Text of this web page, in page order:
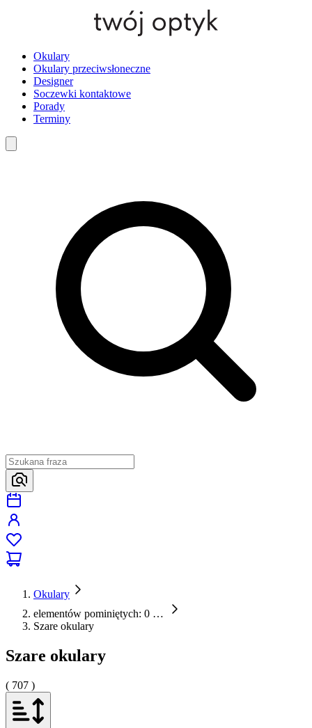
Okulary
Okulary przeciwsłoneczne
Designer
Soczewki kontaktowe
Porady
Terminy
Okulary
elementów pominiętych: 0 …
Szare okulary
Szare okulary
( 707 )